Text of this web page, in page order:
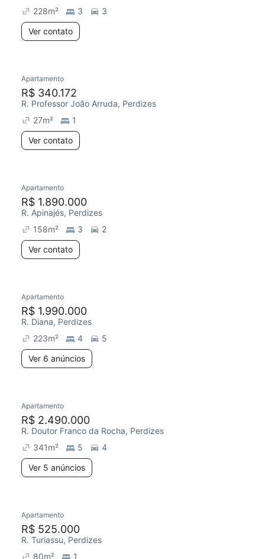
228m² 3
3
Ver contato
Apartamento
R$ 340.172
R. Professor João Arruda, Perdizes
27m²
1
Ver contato
Apartamento
R$ 1.890.000
R. Apinajés, Perdizes
158m² 3
2
Ver contato
Apartamento
R$ 1.990.000
R. Diana, Perdizes
223m² 4
5
Ver 6 anúncios
Apartamento
R$ 2.490.000
R. Doutor Franco da Rocha, Perdizes
341m² 5
4
Ver 5 anúncios
Apartamento
R$ 525.000
R. Turiassu, Perdizes
80m² 1